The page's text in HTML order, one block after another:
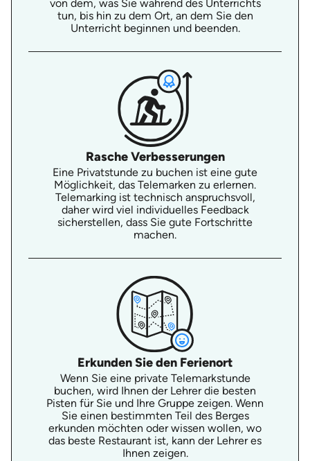
von dem, was Sie während des Unterrichts
tun, bis hin zu dem Ort, an dem Sie den
Unterricht beginnen und beenden.
Rasche Verbesserungen
Eine Privatstunde zu buchen ist eine gute
Möglichkeit, das Telemarken zu erlernen.
Telemarking ist technisch anspruchsvoll,
daher wird viel individuelles Feedback
sicherstellen, dass Sie gute Fortschritte
machen.
Erkunden Sie den Ferienort
Wenn Sie eine private Telemarkstunde
buchen, wird Ihnen der Lehrer die besten
Pisten für Sie und Ihre Gruppe zeigen. Wenn
Sie einen bestimmten Teil des Berges
erkunden möchten oder wissen wollen, wo
das beste Restaurant ist, kann der Lehrer es
Ihnen zeigen.